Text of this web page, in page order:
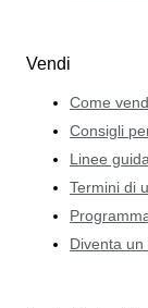
Vendi
Come
Consigli
Linee
Termini di
Diventa un